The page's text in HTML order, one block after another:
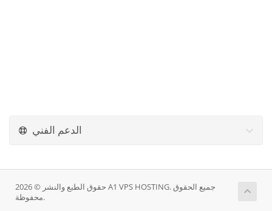
الدعم الفني
حقوق الطبع والنشر © 2026 A1 VPS HOSTING. جميع الحقوق
محفوظة.